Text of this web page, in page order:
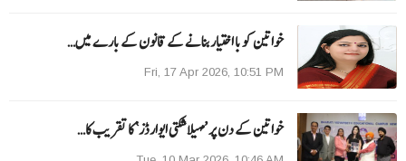
خواتین کو با اختیار بنانے کے قانون کے بارے میں…
Fri, 17 Apr 2026, 10:51 PM
خواتین کے دن پر ’مہیلا شکتی ایوارڈز‘ کا تقریب کا…